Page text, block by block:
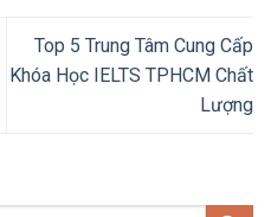
Top 5 Trung Tâm Cung Cấp
Khóa Học IELTS TPHCM Chất
Lượng